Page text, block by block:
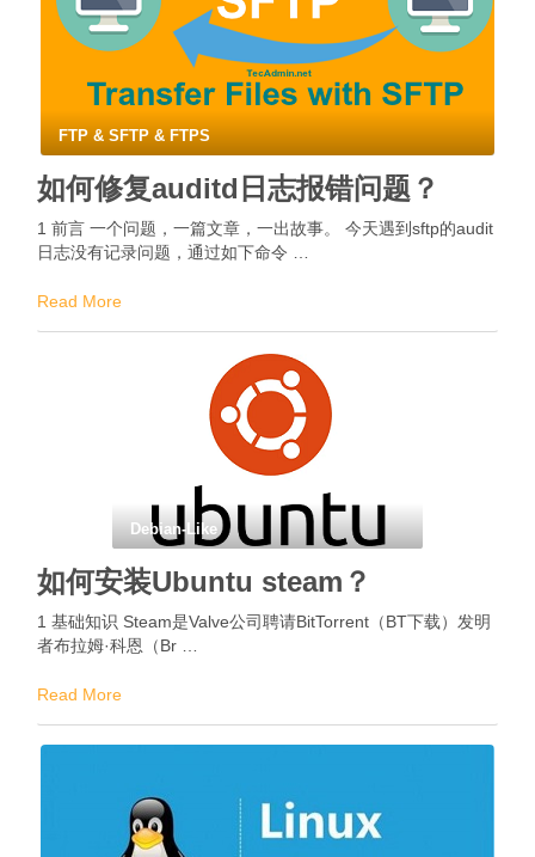
FTP & SFTP & FTPS
如何修复auditd日志报错问题？
1 前言 一个问题，一篇文章，一出故事。 今天遇到sftp的audit
日志没有记录问题，通过如下命令 …
Read More
Debian-Like
如何安装Ubuntu steam？
1 基础知识 Steam是Valve公司聘请BitTorrent（BT下载）发明
者布拉姆·科恩（Br …
Read More